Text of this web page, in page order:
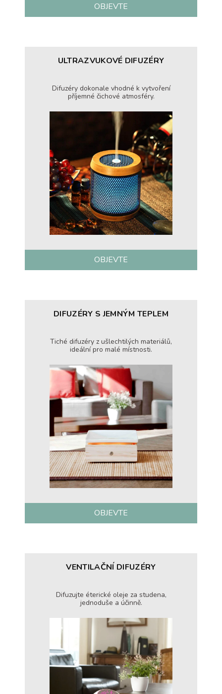
OBJEVTE
ULTRAZVUKOVÉ DIFUZÉRY
Difuzéry dokonale vhodné k vytvoření
příjemné čichové atmosféry.
OBJEVTE
DIFUZÉRY S JEMNÝM TEPLEM
Tiché difuzéry z ušlechtilých materiálů,
ideální pro malé místnosti.
OBJEVTE
VENTILAČNÍ DIFUZÉRY
Difuzujte éterické oleje za studena,
jednoduše a účinně.